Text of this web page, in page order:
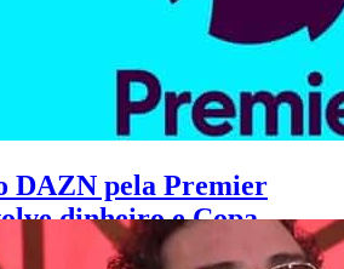
DAZN pela Premier
dinheiro e Copa
diz site